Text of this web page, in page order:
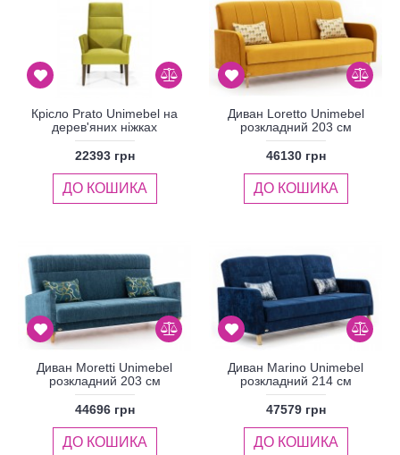
Крісло Prato Unimebel на
дерев'яних ніжках
22393 грн
ДО КОШИКА
Диван Loretto Unimebel
розкладний 203 см
46130 грн
ДО КОШИКА
Диван Moretti Unimebel
розкладний 203 см
44696 грн
ДО КОШИКА
Диван Marino Unimebel
розкладний 214 см
47579 грн
ДО КОШИКА